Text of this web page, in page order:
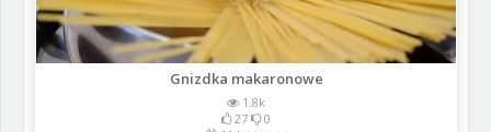
Gnizdka makaronowe
1.8k
27
0